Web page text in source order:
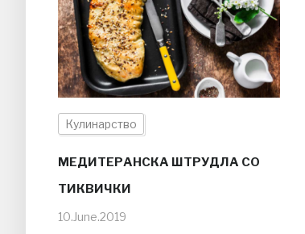
Кулинарство
МЕДИТЕРАНСКА ШТРУДЛА СО
ТИКВИЧКИ
10.June.2019